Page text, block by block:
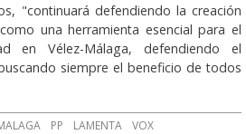
"continuará defendiendo la creación
una herramienta esencial para el
en Vélez-Málaga, defendiendo el
siempre el beneficio de todos
PP LAMENTA VOX